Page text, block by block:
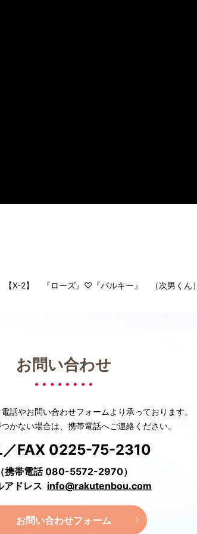
【X-2】 『ローズ』♡『バルキー』 （次男くん
お問い合わせ
話やお問い合わせフォームより承っております。
かない場合は、 携帯電話へご連絡ください。
／FAX 0225-75-2310
（携帯電話 080-5572-2970）
アドレス info@rakutenbou.com
お問い合わせフォーム